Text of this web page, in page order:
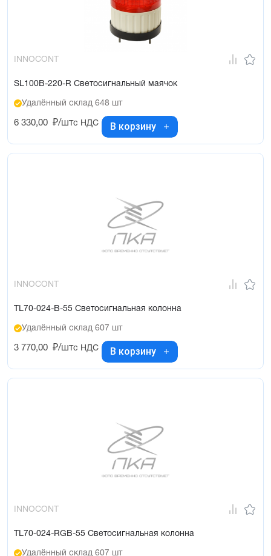
INNOCONT
SL100B-220-R Светосигнальный маячок
Удалённый склад 648 шт
6 330,00 ₽/штс НДС В корзину
INNOCONT
TL70-024-B-55 Светосигнальная колонна
Удалённый склад 607 шт
3 770,00 ₽/штс НДС В корзину
INNOCONT
TL70-024-RGB-55 Светосигнальная колонна
Удалённый склад 607 шт